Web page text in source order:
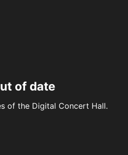
of date
of the Digital Concert Hall.